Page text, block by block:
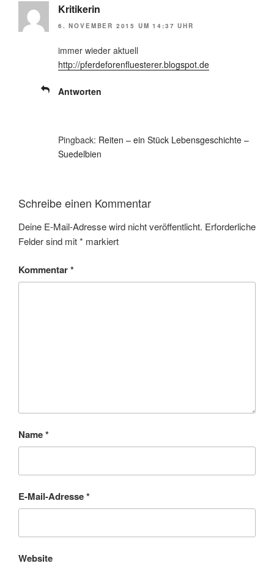
Kritikerin
6. NOVEMBER 2015 UM 14:37 UHR
immer wieder aktuell
http://pferdeforenfluesterer.blogspot.de
Antworten
Pingback: Reiten – ein Stück Lebensgeschichte –
Suedelbien
Schreibe einen Kommentar
Deine E-Mail-Adresse wird nicht veröffentlicht. Erforderliche
Felder sind mit* markiert
Kommentar*
Name*
E-Mail-Adresse*
Website